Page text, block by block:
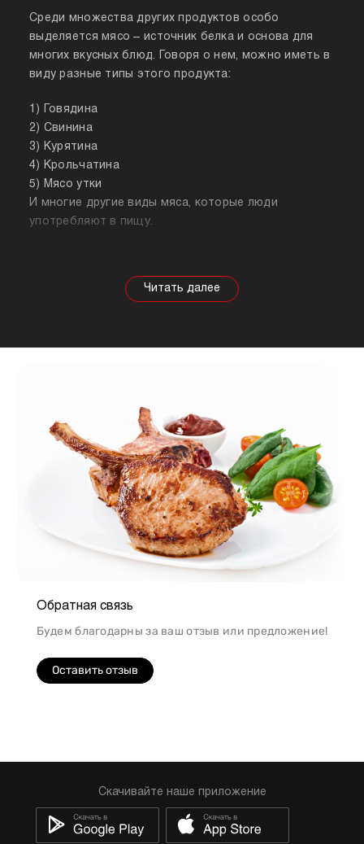
Среди множества других продуктов особо
выделяется мясо – источник белка и основа для
многих вкусных блюд. Говоря о нем, можно иметь в
виду разные типы этого продукта:
1) Говядина
2) Свинина
3) Курятина
4) Крольчатина
5) Мясо утки
И многие другие виды мяса, которые люди
употребляют в пищу.
полезных свойствах. Важно понимать, что в
зависимости от животного свойства продукта
подходит для шашлыка, а мясо перепела отлично
Обратная связь
Будем благодарны за ваш отзыв или предложение!
Оставить отзыв
Скачивайте наше приложение